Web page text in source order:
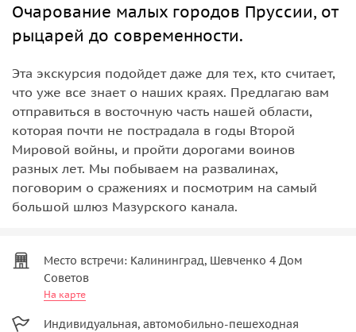
Очарование малых городов Пруссии, от
рыцарей до современности.
Эта экскурсия подойдет даже для тех, кто считает,
что уже все знает о наших краях. Предлагаю вам
отправиться в восточную часть нашей области,
которая почти не пострадала в годы Второй
Мировой войны, и пройти дорогами воинов
разных лет. Мы побываем на развалинах,
поговорим о сражениях и посмотрим на самый
большой шлюз Мазурского канала.
Место встречи: Калининград, Шевченко 4 Дом
Советов
На карте
Индивидуальная, автомобильно-пешеходная